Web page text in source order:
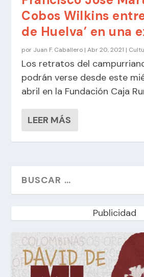
Cobos Wilkins
de Huelva’ en una
por Juan F. Caballero |Abr 20, 2021 |
Los retratos del
podrán verse desde este
abril en la Fundación Caja
LEER MÁS
Publicidad